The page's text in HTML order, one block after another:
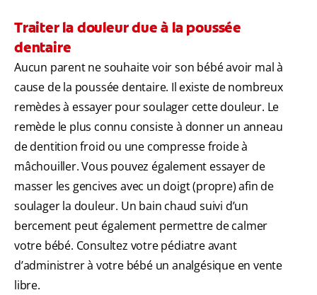
Traiter la douleur due à la poussée
dentaire
Aucun parent ne souhaite voir son bébé avoir mal à
cause de la poussée dentaire. Il existe de nombreux
remèdes à essayer pour soulager cette douleur. Le
remède le plus connu consiste à donner un anneau
de dentition froid ou une compresse froide à
mâchouiller. Vous pouvez également essayer de
masser les gencives avec un doigt (propre) afin de
soulager la douleur. Un bain chaud suivi d’un
bercement peut également permettre de calmer
votre bébé. Consultez votre pédiatre avant
d’administrer à votre bébé un analgésique en vente
libre.